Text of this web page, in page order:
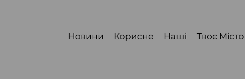
Новини Корисне Наші Твоє Місто